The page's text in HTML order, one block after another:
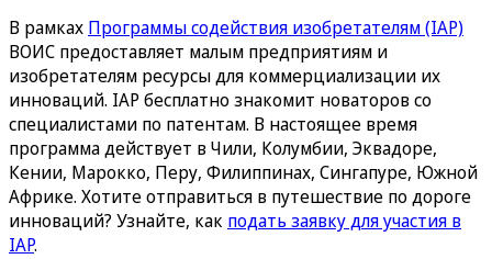
В рамках Программы содействия изобретателям (IAP)
ВОИС предоставляет малым предприятиям и
изобретателям ресурсы для коммерциализации их
инноваций. IAP бесплатно знакомит новаторов со
специалистами по патентам. В настоящее время
программа действует в Чили, Колумбии, Эквадоре,
Кении, Марокко, Перу, Филиппинах, Сингапуре, Южной
Африке. Хотите отправиться в путешествие по дороге
инноваций? Узнайте, как подать заявку для участия в
IAP.